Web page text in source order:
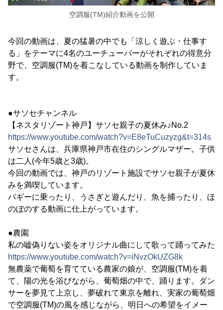
空調服(TM)紹介動画を公開
今回の動画は、夏の猛暑の中でも「涼しく遊ぶ・仕事す
る」をテーマに4名のユーチューバーがそれぞれの得意分
野で、空調服(TM)を着こなしている動画を制作していま
す。
●サソセチャンネル
【ネスタリゾート神戸】サソセ親子の夏休み♪No.2
https://www.youtube.com/watch?v=E8eTuCuzyzg&t=314s
サソセさんは、兵庫県神戸市在住のシングルマザー。子供
は二人(今年5歳と3歳)。
今回の動画では、神戸のリゾート施設でサソセ親子が夏休
みを満喫しています。
バギーに乗ったり、うさぎと遊んだり、魚を捕ったり、ほ
のぼのする動画に仕上がっています。
●農園
私の嘘偽りない姿をオリジナル曲にして歌って踊ってみた
https://www.youtube.com/watch?v=iNvzOkUZG8k
無農薬で葡萄を育てている農家の娘が、空調服(TM)を着
て、陽の光を浴びながら、葡萄畑の中で、踊ります。ダン
サーを夢見て上京し、夢破れて東京を離れ、実家の葡萄畑
で空調服(TM)の風を感じながら、明日への希望をイメー